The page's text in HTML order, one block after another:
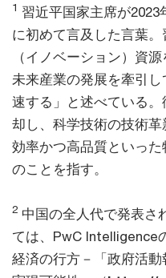
1 習近平国家主席が
に初めて言及した言葉
（イノベーション）資
未来産業の発展を牽引
速する」と述べている
却し、科学技術の技術
効率かつ高品質といっ
のことを指す。
2 中国の全人代で発表さ
ては、PwC Intelligence
経済の行方－「政府活